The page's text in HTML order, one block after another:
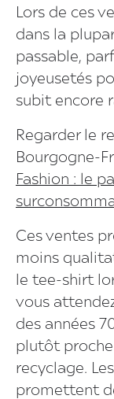
Lors de ces
dans la
passable,
joyeusetés
subit encore
Regarder le
Bourgogne-
Fashion : le
Ces ventes
moins
le tee-shirt
vous
des années
plutôt
recyclage.
promettent